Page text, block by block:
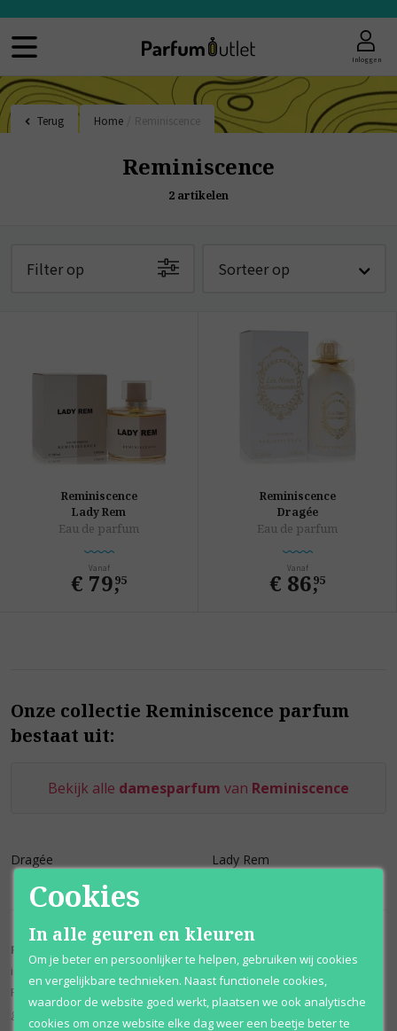
Inloggen
Terug Home
Reminiscence
2 artikelen
Filter op Sorteer op
Reminiscence
Lady Rem
Eau de parfum
Vanaf
€ 79,
95
Reminiscence
Dragée
Eau de parfum
Vanaf
€ 86,
95
Onze collectie Reminiscence parfum
bestaat uit:
Bekijk alle damesparfum van Reminiscence
Dragée Lady Rem
Reminiscence
is een Frans sieraden en parfumhuis en is opgericht
in 1970 door Zoe Coste en Nino Amaddeo.
Reminiscence heeft 37 parfums ontwikkeld. Het eerste parfum werd
gelanceerd in 1970.
Cookies
In alle geuren en kleuren
Om je beter en persoonlijker te helpen, gebruiken wij cookies
en vergelijkbare technieken. Naast functionele cookies,
waardoor de website goed werkt, plaatsen we ook analytische
cookies om onze website elke dag weer een beetje beter te